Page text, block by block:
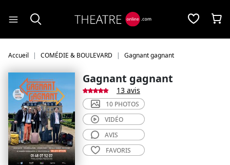
Accueil COMÉDIE & BOULEVARD Gagnant gagnant
Gagnant gagnant
13 avis
10 PHOTOS
VIDÉO
AVIS
FAVORIS